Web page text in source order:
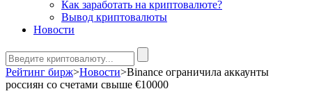
Как заработать на криптовалюте?
Вывод криптовалюты
Новости
Рейтинг бирж>Новости>Binance ограничила аккаунты
россиян со счетами свыше €10000